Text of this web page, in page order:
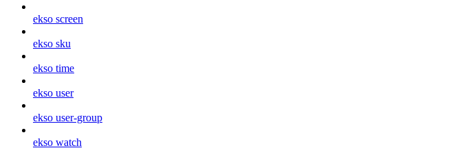
ekso screen
ekso sku
ekso time
ekso user
ekso user-group
ekso watch